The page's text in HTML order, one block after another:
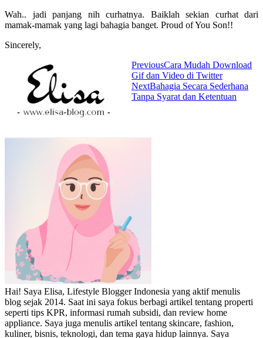
Wah.. jadi panjang nih curhatnya. Baiklah sekian curhat dari
mamak-mamak yang lagi bahagia banget. Proud of You Son!!
Sincerely,
PreviousCara Mudah Download
Gif dan Video di Twitter
NextBahagia Secara Sederhana
Tanpa Syarat dan Ketentuan
Hai! Saya Elisa, Lifestyle Blogger Indonesia yang aktif menulis
blog sejak 2014. Saat ini saya fokus berbagi artikel tentang properti
seperti tips KPR, informasi rumah subsidi, dan review home
appliance. Saya juga menulis artikel tentang skincare, fashion,
kuliner, bisnis, teknologi, dan tema gaya hidup lainnya. Saya